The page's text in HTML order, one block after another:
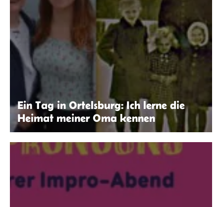
Ein Tag in Ortelsburg: Ich lerne die
Heimat meiner Oma kennen